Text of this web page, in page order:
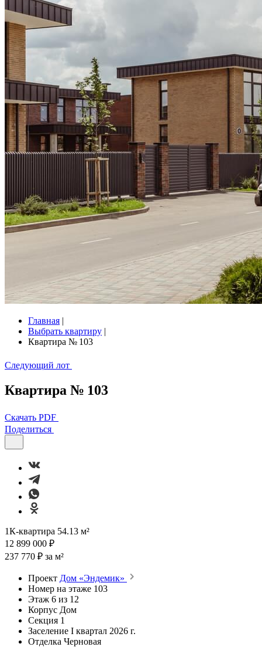
Главная |
Выбрать квартиру |
Квартира № 103
Следующий лот
Квартира № 103
Скачать PDF
Поделиться
1К-квартира 54.13 м²
12 899 000 ₽
237 770 ₽ за м²
Проект Дом «Эндемик»
Номер на этаже 103
Этаж 6 из 12
Корпус Дом
Секция 1
Заселение I квартал 2026 г.
Отделка Черновая